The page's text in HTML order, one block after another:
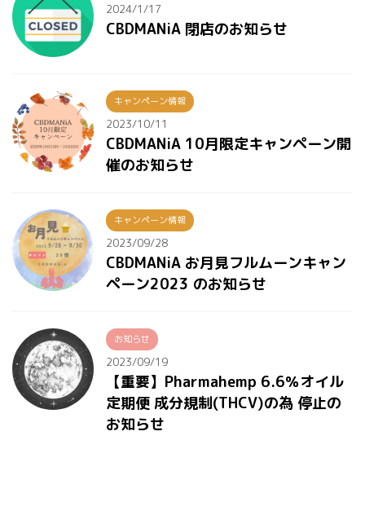
2024/1/17
CBDMANiA 閉店のお知らせ
キャンペーン情報
2023/10/11
CBDMANiA 10月限定キャンペーン開
催のお知らせ
キャンペーン情報
2023/09/28
CBDMANiA お月見フルムーンキャン
ペーン2023 のお知らせ
お知らせ
2023/09/19
【重要】Pharmahemp 6.6％オイル
定期便 成分規制(THCV)の為 停止の
お知らせ